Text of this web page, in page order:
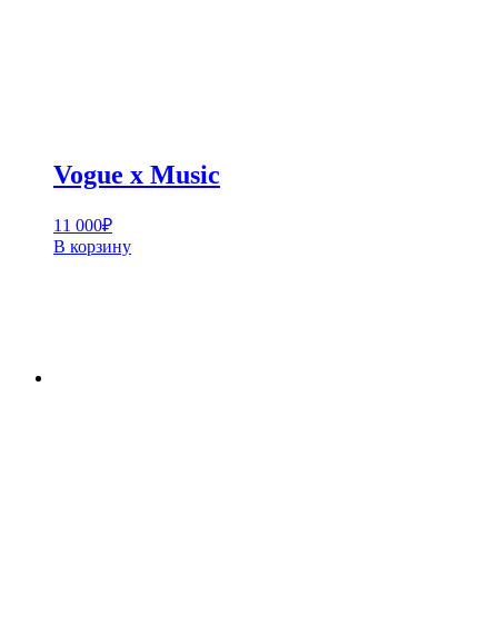
Vogue x Music
11 000₽
В корзину